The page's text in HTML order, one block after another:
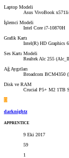
Laptop Modeli
Asus VivoBook
İşlemci Modeli
Intel Core i7-10870H
Grafik Kartı
Intel(R) HD Graphics
Ses Kartı Modeli
Realtek Alc 255
Ağ Aygıtları
Broadcom BCM4350
Disk ve RAM
Crucial P5+ M2 1TB
D
darknightz
APPRENTICE
9 Eki 2017
59
1